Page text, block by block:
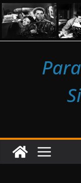
Skip
to
content